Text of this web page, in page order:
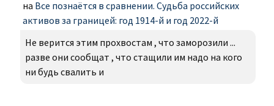
на Все познаётся в сравнении. Судьба российских
активов за границей: год 1914-й и год 2022-й
Не верится этим прохвостам , что заморозили ...
разве они сообщат , что стащили им надо на кого
ни будь свалить и